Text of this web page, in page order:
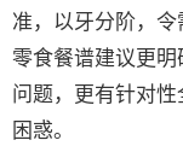
准，以牙分阶，
零食餐谱建议更
问题，更有针对
困惑。